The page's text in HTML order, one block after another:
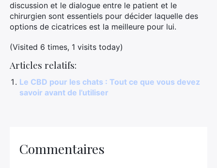
discussion et le dialogue entre le patient et le
chirurgien sont essentiels pour décider laquelle des
options de cicatrices est la meilleure pour lui.
(Visited 6 times, 1 visits today)
Articles relatifs:
Le CBD pour les chats : Tout ce que vous devez
savoir avant de l’utiliser
Commentaires